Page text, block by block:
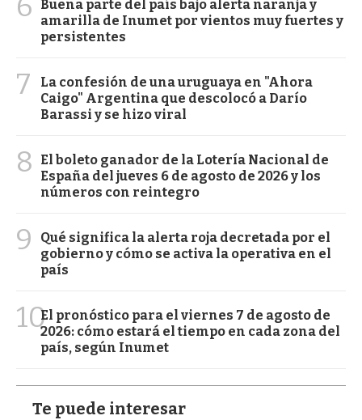
Buena parte del país bajo alerta naranja y
amarilla de Inumet por vientos muy fuertes y
persistentes
7
La confesión de una uruguaya en "Ahora
Caigo" Argentina que descolocó a Darío
Barassi y se hizo viral
8
El boleto ganador de la Lotería Nacional de
España del jueves 6 de agosto de 2026 y los
números con reintegro
9
Qué significa la alerta roja decretada por el
gobierno y cómo se activa la operativa en el
país
10El pronóstico para el viernes 7 de agosto de
2026: cómo estará el tiempo en cada zona del
país, según Inumet
Te puede interesar